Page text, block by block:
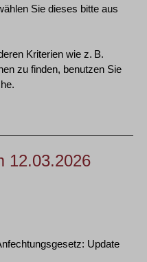
Sie dieses bitte aus
Kriterien wie z. B.
zu finden, benutzen Sie
12.03.2026
Update